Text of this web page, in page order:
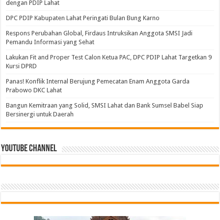
dengan PDIP Lahat
DPC PDIP Kabupaten Lahat Peringati Bulan Bung Karno
Respons Perubahan Global, Firdaus Intruksikan Anggota SMSI Jadi
Pemandu Informasi yang Sehat
Lakukan Fit and Proper Test Calon Ketua PAC, DPC PDIP Lahat Targetkan 9
Kursi DPRD
Panas! Konflik Internal Berujung Pemecatan Enam Anggota Garda
Prabowo DKC Lahat
Bangun Kemitraan yang Solid, SMSI Lahat dan Bank Sumsel Babel Siap
Bersinergi untuk Daerah
Youtube Channel